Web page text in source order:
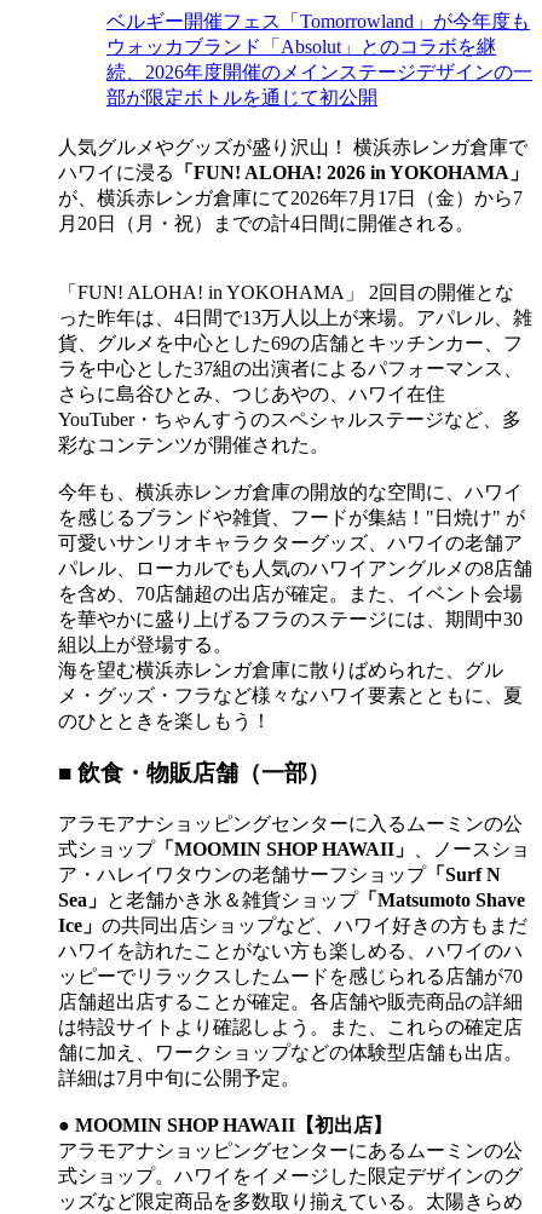
ベルギー開催フェス「Tomorrowland」が今年度も
ウォッカブランド「Absolut」とのコラボを継
続、2026年度開催のメインステージデザインの一
部が限定ボトルを通じて初公開
人気グルメやグッズが盛り沢山！ 横浜赤レンガ倉庫で
ハワイに浸る
「FUN! ALOHA! 2026 in YOKOHAMA」
が、横浜赤レンガ倉庫にて2026年7月17日（金）から7
月20日（月・祝）までの計4日間に開催される。
「FUN! ALOHA! in YOKOHAMA」 2回目の開催とな
った昨年は、4日間で13万人以上が来場。アパレル、雑
貨、グルメを中心とした69の店舗とキッチンカー、フ
ラを中心とした37組の出演者によるパフォーマンス、
さらに島谷ひとみ、つじあやの、ハワイ在住
YouTuber・ちゃんすうのスペシャルステージなど、多
彩なコンテンツが開催された。
今年も、横浜赤レンガ倉庫の開放的な空間に、ハワイ
を感じるブランドや雑貨、フードが集結！"日焼け" が
可愛いサンリオキャラクターグッズ、ハワイの老舗ア
パレル、ローカルでも人気のハワイアングルメの8店舗
を含め、70店舗超の出店が確定。また、イベント会場
を華やかに盛り上げるフラのステージには、期間中30
組以上が登場する。
海を望む横浜赤レンガ倉庫に散りばめられた、グル
メ・グッズ・フラなど様々なハワイ要素とともに、夏
のひとときを楽しもう！
■ 飲食・物販店舗（一部）
アラモアナショッピングセンターに入るムーミンの公
式ショップ「MOOMIN SHOP HAWAII」
、ノースショ
ア・ハレイワタウンの老舗サーフショップ「Surf N
Sea」 と老舗かき氷＆雑貨ショップ「Matsumoto Shave
Ice」 の共同出店ショップなど、ハワイ好きの方もまだ
ハワイを訪れたことがない方も楽しめる、ハワイのハ
ッピーでリラックスしたムードを感じられる店舗が70
店舗超出店することが確定。各店舗や販売商品の詳細
は特設サイトより確認しよう。また、これらの確定店
舗に加え、ワークショップなどの体験型店舗も出店。
詳細は7月中旬に公開予定。
● MOOMIN SHOP HAWAII【初出店】
アラモアナショッピングセンターにあるムーミンの公
式ショップ。ハワイをイメージした限定デザインのグ
ッズなど限定商品を多数取り揃えている。太陽きらめ